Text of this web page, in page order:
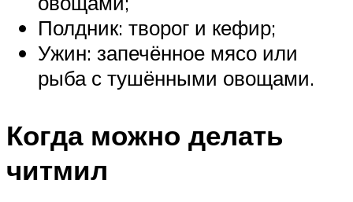
Полдник: творог и кефир;
Ужин: запечённое мясо или
рыба с тушёнными овощами.
Когда можно делать
читмил